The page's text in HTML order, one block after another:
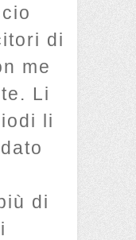
di
me
Li
li
di